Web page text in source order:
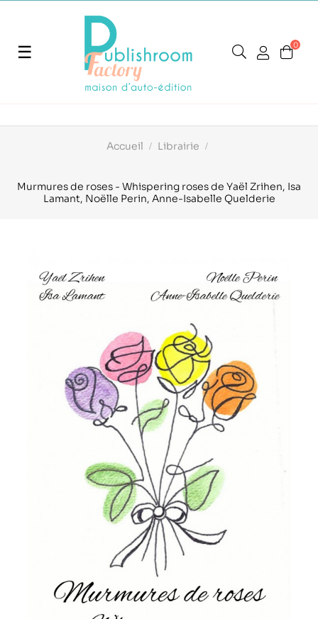
Basculer
navigation
☰ 0
Accueil Librairie
Murmures de roses - Whispering roses de Yaël Zrihen, Isa
Lamant, Noëlle Perin, Anne-Isabelle Quelderie